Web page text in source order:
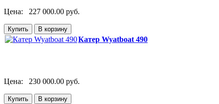
Цена: 227 000.00 руб.
Катер Wyatboat 490
Цена: 230 000.00 руб.